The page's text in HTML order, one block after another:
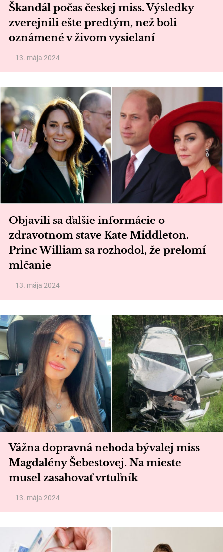
Škandál počas českej miss. Výsledky
zverejnili ešte predtým, než boli
oznámené v živom vysielaní
13. mája 2024
Objavili sa ďalšie informácie o
zdravotnom stave Kate Middleton.
Princ William sa rozhodol, že prelomí
mlčanie
13. mája 2024
Vážna dopravná nehoda bývalej miss
Magdalény Šebestovej. Na mieste
musel zasahovať vrtuľník
13. mája 2024